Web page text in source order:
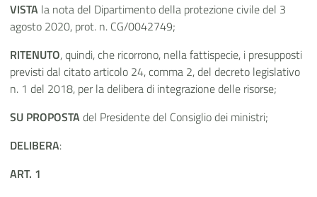
VISTA la nota del Dipartimento della protezione civile del 3
agosto 2020, prot. n. CG/0042749;
RITENUTO, quindi, che ricorrono, nella fattispecie, i presupposti
previsti dal citato articolo 24, comma 2, del decreto legislativo
n. 1 del 2018, per la delibera di integrazione delle risorse;
SU PROPOSTAdel Presidente del Consiglio dei ministri;
DELIBERA:
ART. 1